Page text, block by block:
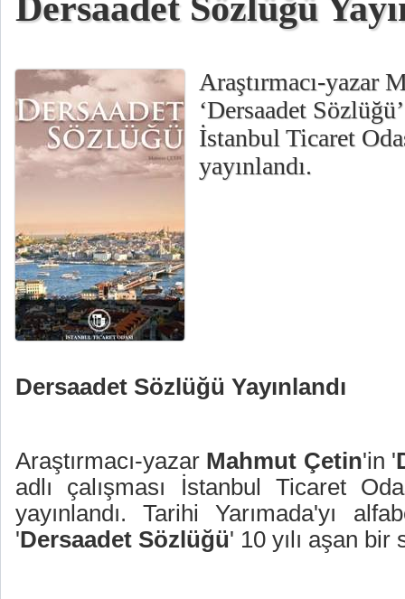
Araştırmacı-yazar
‘Dersaadet
İstanbul Ticaret
yayınlandı.
Dersaadet Sözlüğü Yayınlandı
Araştırmacı-yazar Mahmut Çetin'in '
adlı çalışması İstanbul Ticaret
yayınlandı. Tarihi Yarımada'yı
'Dersaadet Sözlüğü' 10 yılı aşan bir